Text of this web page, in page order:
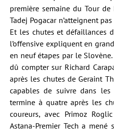
première semaine du Tour
Tadej Pogacar n’atteignent
Et les chutes et défaillances
l’offensive expliquent en
en neuf étapes par le Slovène.
dû compter sur Richard
après les chutes de Geraint
capables de suivre dans les
termine à quatre après les
coureurs, avec Primoz
Astana-Premier Tech a